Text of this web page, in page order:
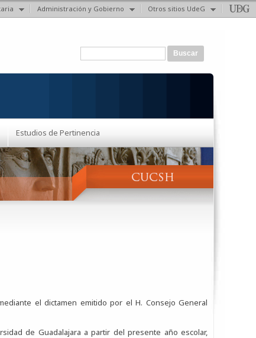
Administración y Gobierno Otros sitios UdeG
Formulario de búsqueda
Estudios de Pertinencia
el dictamen emitido por el H. Consejo General
de Guadalajara a partir del presente año escolar,